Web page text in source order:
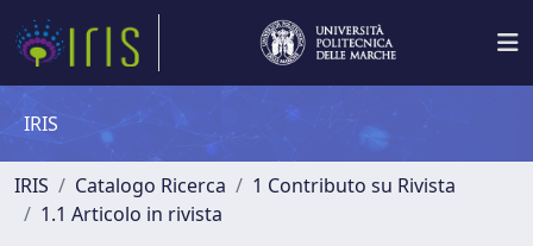
IRIS
IRIS Catalogo Ricerca
1 Contributo su Rivista
1.1 Articolo in rivista